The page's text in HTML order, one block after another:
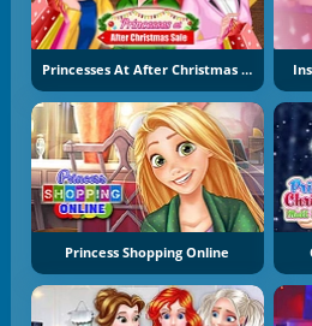
Princesses At After Christmas Sale
Princess Shopping Online